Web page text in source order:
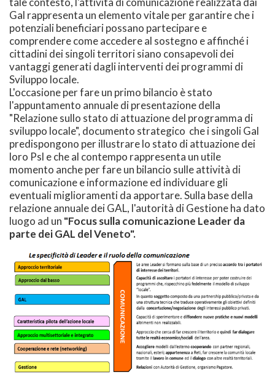
Gal rappresenta un elemento vitale per garantire che i
potenziali beneficiari possano partecipare e
comprendere come accedere al sostegno e affinché i
cittadini dei singoli territori siano consapevoli dei
vantaggi generati dagli interventi dei programmi di
Sviluppo locale.
L'occasione per fare un primo bilancio è stato
l'appuntamento annuale di presentazione della
"Relazione sullo stato di attuazione del programma di
sviluppo locale", documento strategico che i singoli Gal
predispongono per illustrare lo stato di attuazione dei
loro Psl e che al contempo rappresenta un utile
momento anche per fare un bilancio sulle attività di
comunicazione e informazione ed individuare gli
eventuali miglioramenti da apportare. Sulla base della
relazione annuale dei GAL, l'autorità di Gestione ha dato
luogo ad un "Focus sulla comunicazione Leader da
parte dei GAL del Veneto".